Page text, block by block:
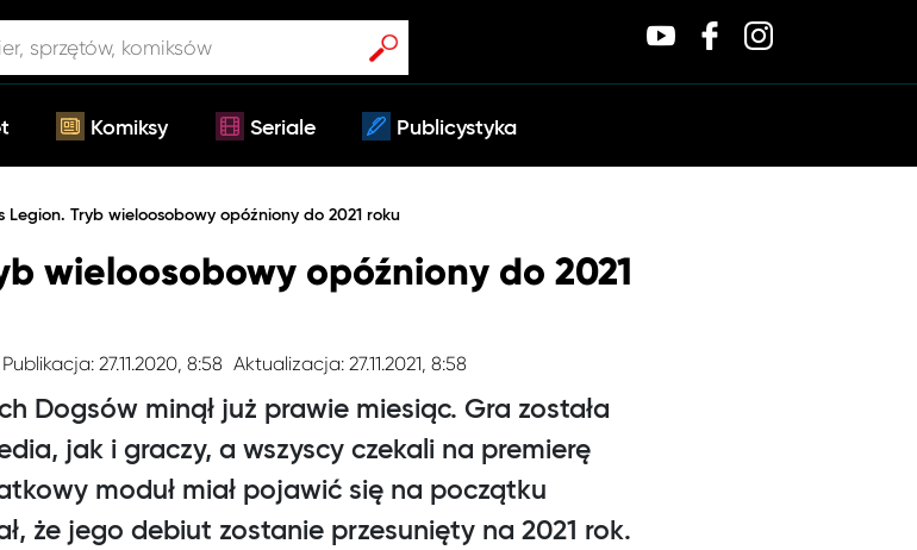
Komiksy Seriale Publicystyka
Legion. Tryb wieloosobowy opóźniony do 2021 roku
wieloosobowy opóźniony do 2021
Publikacja: 27.11.2020, 8:58 Aktualizacja: 27.11.2021, 8:58
Dogsów minął już prawie miesiąc. Gra została
jak i graczy, a wszyscy czekali na premierę
moduł miał pojawić się na początku
że jego debiut zostanie przesunięty na 2021 rok.